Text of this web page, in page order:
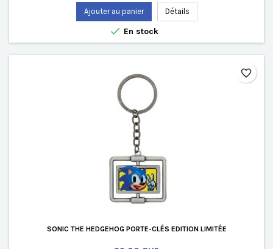
Ajouter au panier Détails
 En stock
SONIC THE HEDGEHOG PORTE-CLÉS EDITION LIMITÉE
favorite_border